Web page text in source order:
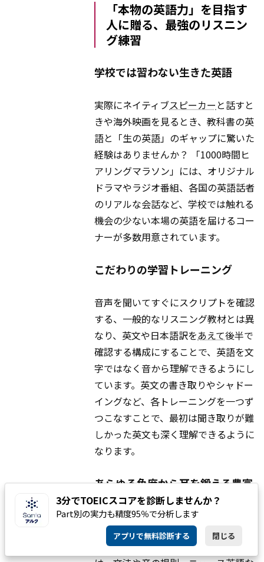
「本物の英語力」を目指す
人に贈る、最強のリスニン
グ練習
学校では習わない生きた英語
実際にネイティブスピーカー と話すと
きや海外映画を見るとき、教科書の英
語と「生の英語」のギャップに驚いた
経験はありませんか？ 「1000時間ヒ
アリングマラソン」には、オリジナル
ドラマやラジオ番組、各国の英語話者
のリアルな会話など、学校では触れる
機会の少ない本場の英語を届けるコー
ナーが多数用意されています。
こだわりの学習トレーニング
音声を聞いてすぐにスクリプトを確認
する、一般的なリスニング教材とは異
なり、英文や日本語訳をあえて後半で
確認する構成にすることで、英語を文
字ではなく音から理解できるようにし
ています。英文の書き取りやシャドー
イングなど、各トレーニングを一つず
つこなすことで、最初は聞き取りが難
しかった英文も深く理解できるように
なります。
あらゆる角度から耳を鍛える豊富
なコンテンツ
なぜ英語が聞き取れないのか？ には理
由があります。全15種類のシリーズ
3分でTOEICスコアを診断しませんか？
Part別の実力も精度95％で分析します
アプリで無料診断する 閉じる